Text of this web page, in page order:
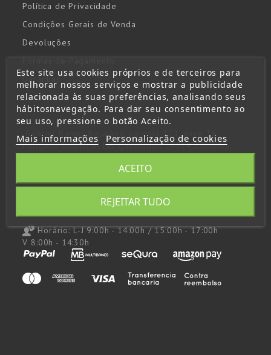
Política de Privacidade
Condições Gerais de Venda
Devoluções
Garantías
Contacto
Gabriel Ramos Bejarano, parcela 111, nave 3A.
Polígono Industrial las Quemadas, 14014 Córdoba,
Horário:L-J 9:00h - 14:00h / 15:00h - 17:00h
V 8:00h - 14:30h
Este site usa cookies próprios e de terceiros para
melhorar nossos serviços e mostrar a publicidade
relacionada às suas preferências, analisando seus
hábitosnavegação. Para dar seu consentimento ao
seu uso, pressione o botão Aceito.
Mais informações Personalização de cookies
REJEITAR TUDO
ACEITO